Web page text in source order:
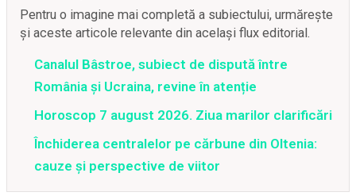
Pentru o imagine mai completă a subiectului, urmărește
și aceste articole relevante din același flux editorial.
Canalul Bâstroe, subiect de dispută între
România și Ucraina, revine în atenție
Horoscop 7 august 2026. Ziua marilor clarificări
Închiderea centralelor pe cărbune din Oltenia:
cauze și perspective de viitor